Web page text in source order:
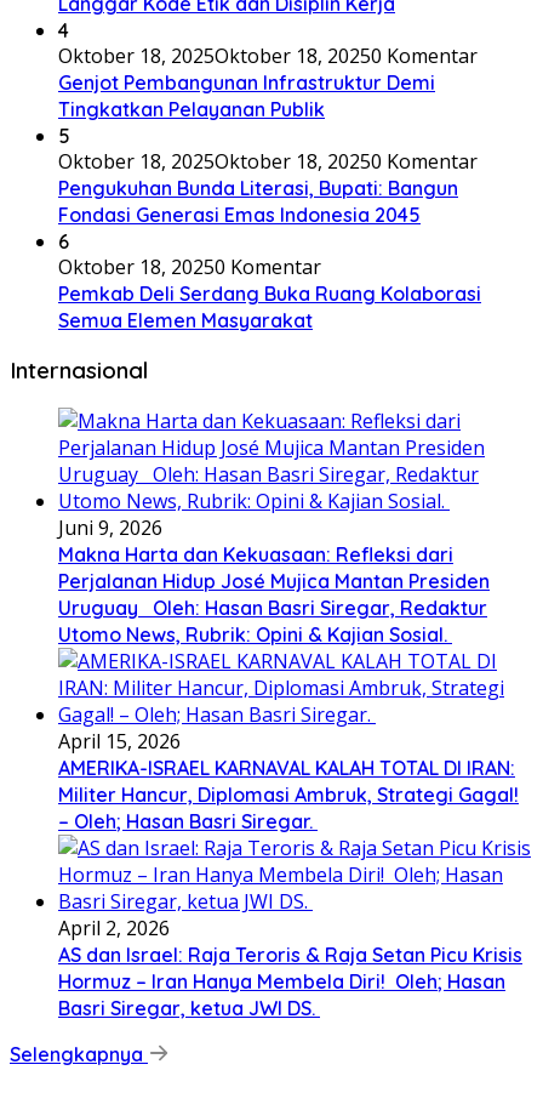
4
Oktober 18, 2025Oktober 18, 20250 Komentar
Genjot Pembangunan Infrastruktur Demi
Tingkatkan Pelayanan Publik
5
Oktober 18, 2025Oktober 18, 20250 Komentar
Pengukuhan Bunda Literasi, Bupati: Bangun
Fondasi Generasi Emas Indonesia 2045
6
Oktober 18, 20250 Komentar
Pemkab Deli Serdang Buka Ruang Kolaborasi
Semua Elemen Masyarakat
Internasional
Juni 9, 2026
Makna Harta dan Kekuasaan: Refleksi dari
Perjalanan Hidup José Mujica Mantan Presiden
Uruguay Oleh: Hasan Basri Siregar, Redaktur
Utomo News, Rubrik: Opini & Kajian Sosial.
April 15, 2026
AMERIKA-ISRAEL KARNAVAL KALAH TOTAL DI IRAN:
Militer Hancur, Diplomasi Ambruk, Strategi Gagal!
– Oleh; Hasan Basri Siregar.
April 2, 2026
AS dan Israel: Raja Teroris & Raja Setan Picu Krisis
Hormuz – Iran Hanya Membela Diri! Oleh; Hasan
Basri Siregar, ketua JWI DS.
Selengkapnya